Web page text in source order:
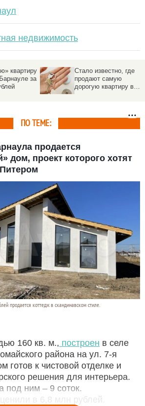
недвижимость
квартиру
за
Стало известно, где
продают самую
дорогую квартиру в
ПО ТЕМЕ:
продается
дом, проект которого хотят
продается коттедж в скандинавском стиле.
160 кв. м., построен в селе
района на ул. 7-я
готов к чистовой отделке и
решения для интерьера.
под ним – 9 соток.
в 6,8 млн рублей.